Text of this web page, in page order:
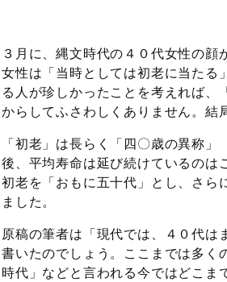
３月に、縄文時代の４０代女性の
女性は「当時としては初老に当たる
る人が珍しかったことを考えれば
からしてふさわしくありません。結
「初老」は長らく「四〇歳の異称
後、平均寿命は延び続けているのは
初老を「おもに五十代」とし、さら
ました。
原稿の筆者は「現代では、４０代
書いたのでしょう。ここまでは多く
時代」などと言われる今ではどこま